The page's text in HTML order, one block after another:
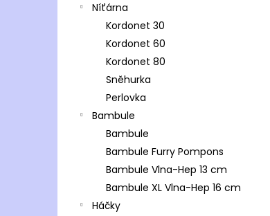
Níťárna
Kordonet 30
Kordonet 60
Kordonet 80
Sněhurka
Perlovka
Bambule
Bambule
Bambule Furry Pompons
Bambule Vlna-Hep 13 cm
Bambule XL Vlna-Hep 16 cm
Háčky